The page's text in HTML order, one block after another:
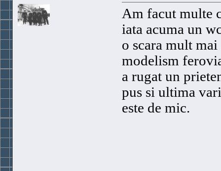
Am facut multe
iata acuma un
o scara mult
modelism
a rugat un
pus si ultima
este de mic.